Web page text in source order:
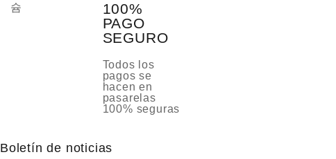
100%
PAGO
SEGURO
Todos los
pagos se
hacen en
pasarelas
100% seguras
Boletín de noticias